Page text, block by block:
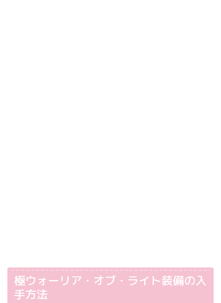
極ウォーリア・オブ・ライト装備の入
手方法